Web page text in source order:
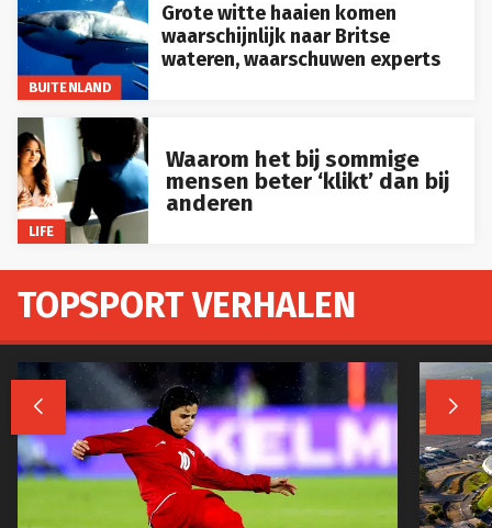
BUITENLAND
Grote witte haaien komen
waarschijnlijk naar Britse
wateren, waarschuwen experts
LIFE
Waarom het bij sommige
mensen beter ‘klikt’ dan bij
anderen
TOPSPORT VERHALEN
 